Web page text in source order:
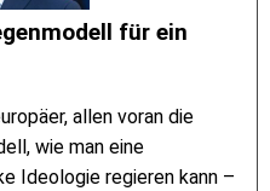
für ein
allen voran die
wie man eine
Ideologie regieren kann –